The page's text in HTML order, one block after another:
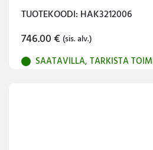
TUOTEKOODI: HAK3212006
746.00€ (sis. alv.)
SAATAVILLA, TARKISTA